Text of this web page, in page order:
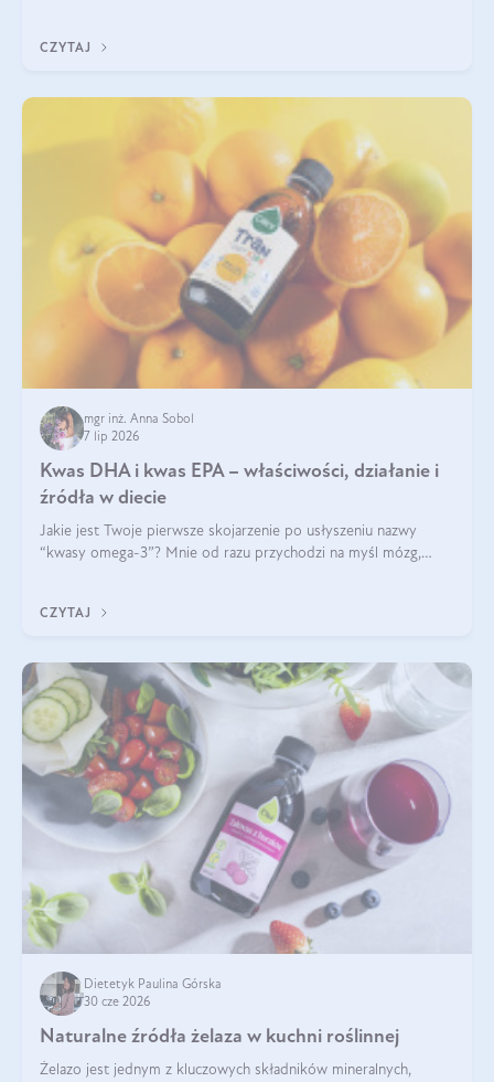
CZYTAJ
mgr inż. Anna Sobol
7 lip 2026
Kwas DHA i kwas EPA – właściwości, działanie i
źródła w diecie
Jakie jest Twoje pierwsze skojarzenie po usłyszeniu nazwy
“kwasy omega-3”? Mnie od razu przychodzi na myśl mózg,
EPA.
CZYTAJ
Dietetyk Paulina Górska
30 cze 2026
Naturalne źródła żelaza w kuchni roślinnej
Żelazo jest jednym z kluczowych składników mineralnych,